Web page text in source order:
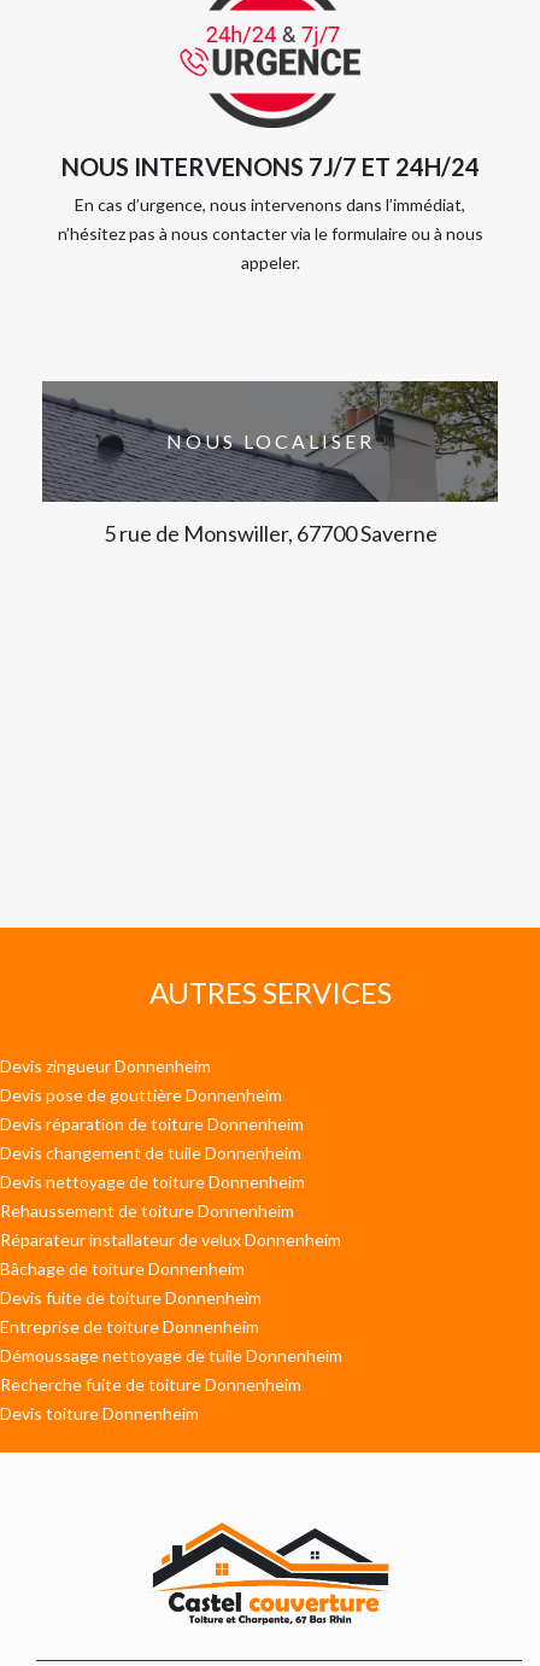
NOUS INTERVENONS 7J/7 ET 24H/24
En cas d’urgence, nous intervenons dans l’immédiat,
n’hésitez pas à nous contacter via le formulaire ou à nous
appeler.
NOUS LOCALISER
5 rue de Monswiller, 67700 Saverne
AUTRES SERVICES
Devis zingueur Donnenheim
Devis pose de gouttière Donnenheim
Devis réparation de toiture Donnenheim
Devis changement de tuile Donnenheim
Devis nettoyage de toiture Donnenheim
Rehaussement de toiture Donnenheim
Réparateur installateur de velux Donnenheim
Bâchage de toiture Donnenheim
Devis fuite de toiture Donnenheim
Entreprise de toiture Donnenheim
Démoussage nettoyage de tuile Donnenheim
Recherche fuite de toiture Donnenheim
Devis toiture Donnenheim